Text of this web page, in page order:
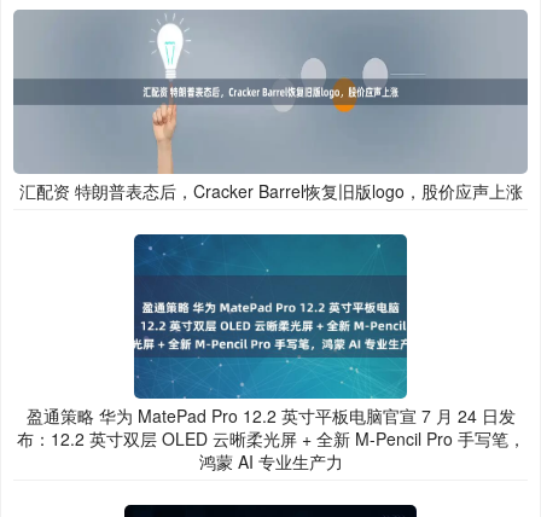
汇配资 特朗普表态后，Cracker Barrel恢复旧版logo，股价应声上涨
盈通策略 华为 MatePad Pro 12.2 英寸平板电脑官宣 7 月 24 日发
布：12.2 英寸双层 OLED 云晰柔光屏 + 全新 M-Pencil Pro 手写笔，
鸿蒙 AI 专业生产力